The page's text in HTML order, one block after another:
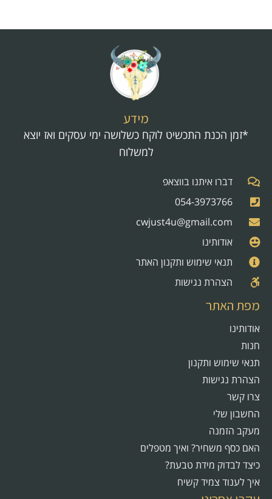
מידע
*זמן הכנת התכשיט לוקח כשלושה ימי עסקים ואז יוצא
למשלוח
דברו איתנו בווצאפ
054-3973766
cwjust4u@gmail.com
אודותינו
תנאי שימוש ותקנון האתר
הצהרת נגישות
מפת האתר
אודותינו
חנות
תנאי שימוש ותקנון
הצהרת נגישות
צרו קשר
החשבון שלי
מעקב הזמנה
האם כסף משחיר? ואיך מטפלים
כיצד לבדוק מידת טבעת?
איך לענוד צמיד קשיח